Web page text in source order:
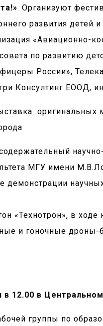
. Организуют
развития
по развитию
России»,
Консултинг ЕООД,
МГУ имени
демонстрации
в ходе
и гоночные
12.00 в
группы по